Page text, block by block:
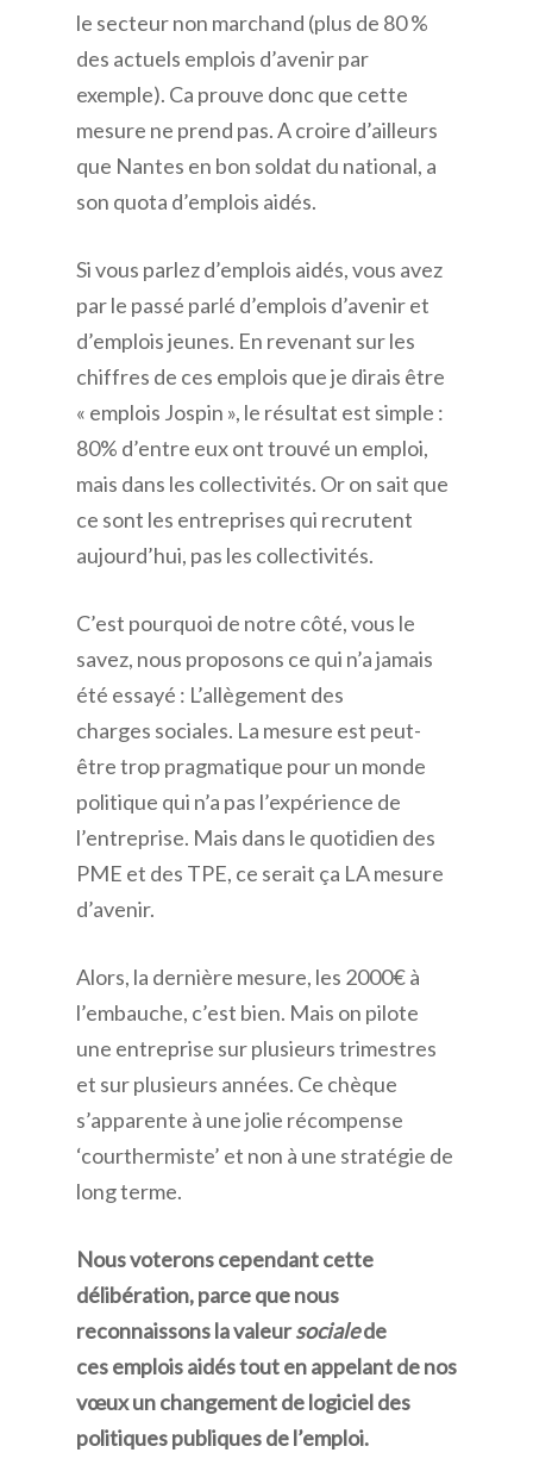
le secteur non marchand (plus de 80 %
des actuels emplois d’avenir par
exemple). Ca prouve donc que cette
mesure ne prend pas. A croire d’ailleurs
que Nantes en bon soldat du national, a
son quota d’emplois aidés.
Si vous parlez d’emplois aidés, vous avez
par le passé parlé d’emplois d’avenir et
d’emplois jeunes. En revenant sur les
chiffres de ces emplois que je dirais être
« emplois Jospin », le résultat est simple :
80% d’entre eux ont trouvé un emploi,
mais dans les collectivités. Or on sait que
ce sont les entreprises qui recrutent
aujourd’hui, pas les collectivités.
C’est pourquoi de notre côté, vous le
savez, nous proposons ce qui n’a jamais
été essayé : L’allègement des
charges sociales. La mesure est peut-
être trop pragmatique pour un monde
politique qui n’a pas l’expérience de
l’entreprise. Mais dans le quotidien des
PME et des TPE, ce serait ça LA mesure
d’avenir.
Alors, la dernière mesure, les 2000€ à
l’embauche, c’est bien. Mais on pilote
une entreprise sur plusieurs trimestres
et sur plusieurs années. Ce chèque
s’apparente à une jolie récompense
‘courthermiste’ et non à une stratégie de
long terme.
Nous voterons cependant cette
délibération, parce que nous
reconnaissons la valeursocialede
ces emplois aidés tout en appelant de nos
vœux un changement de logiciel des
politiques publiques de l’emploi.